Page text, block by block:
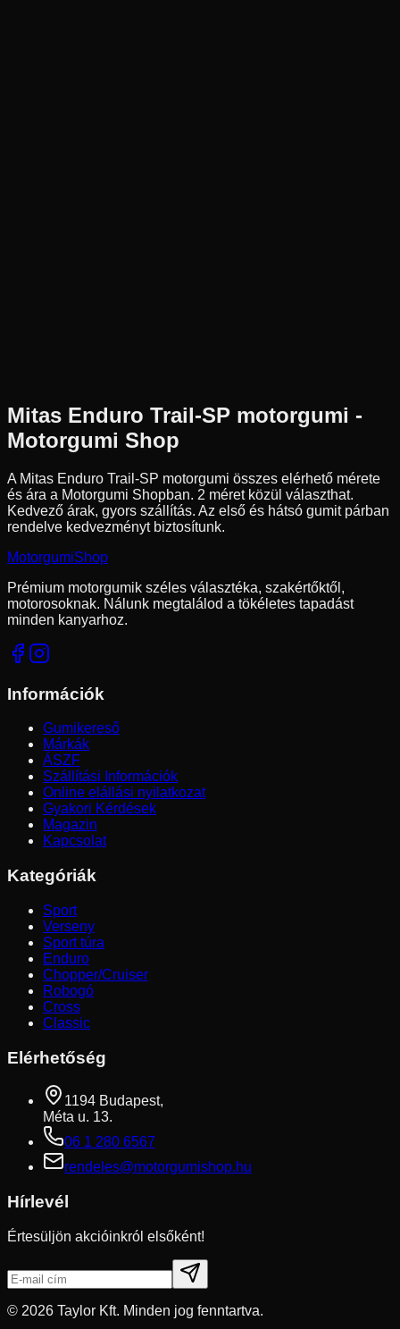
Mitas Enduro Trail-SP motorgumi -
Motorgumi Shop
A Mitas Enduro Trail-SP motorgumi összes elérhető mérete
és ára a Motorgumi Shopban. 2 méret közül választhat.
Kedvező árak, gyors szállítás. Az első és hátsó gumit párban
rendelve kedvezményt biztosítunk.
MotorgumiShop
Prémium motorgumik széles választéka, szakértőktől,
motorosoknak. Nálunk megtalálod a tökéletes tapadást
minden kanyarhoz.
Információk
Gumikereső
Márkák
ÁSZF
Szállítási Információk
Online elállási nyilatkozat
Gyakori Kérdések
Magazin
Kapcsolat
Kategóriák
Sport
Verseny
Sport túra
Enduro
Chopper/Cruiser
Robogó
Cross
Classic
Elérhetőség
1194 Budapest,
Méta u. 13.
06 1 280 6567
rendeles@motorgumishop.hu
Hírlevél
Értesüljön akcióinkról elsőként!
© 2026 Taylor Kft. Minden jog fenntartva.